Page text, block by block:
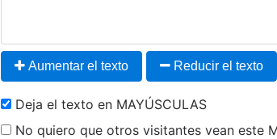
Aumentar el texto Reducir el texto
Deja el texto en MAYÚSCULAS
No quiero que otros visitantes vean este